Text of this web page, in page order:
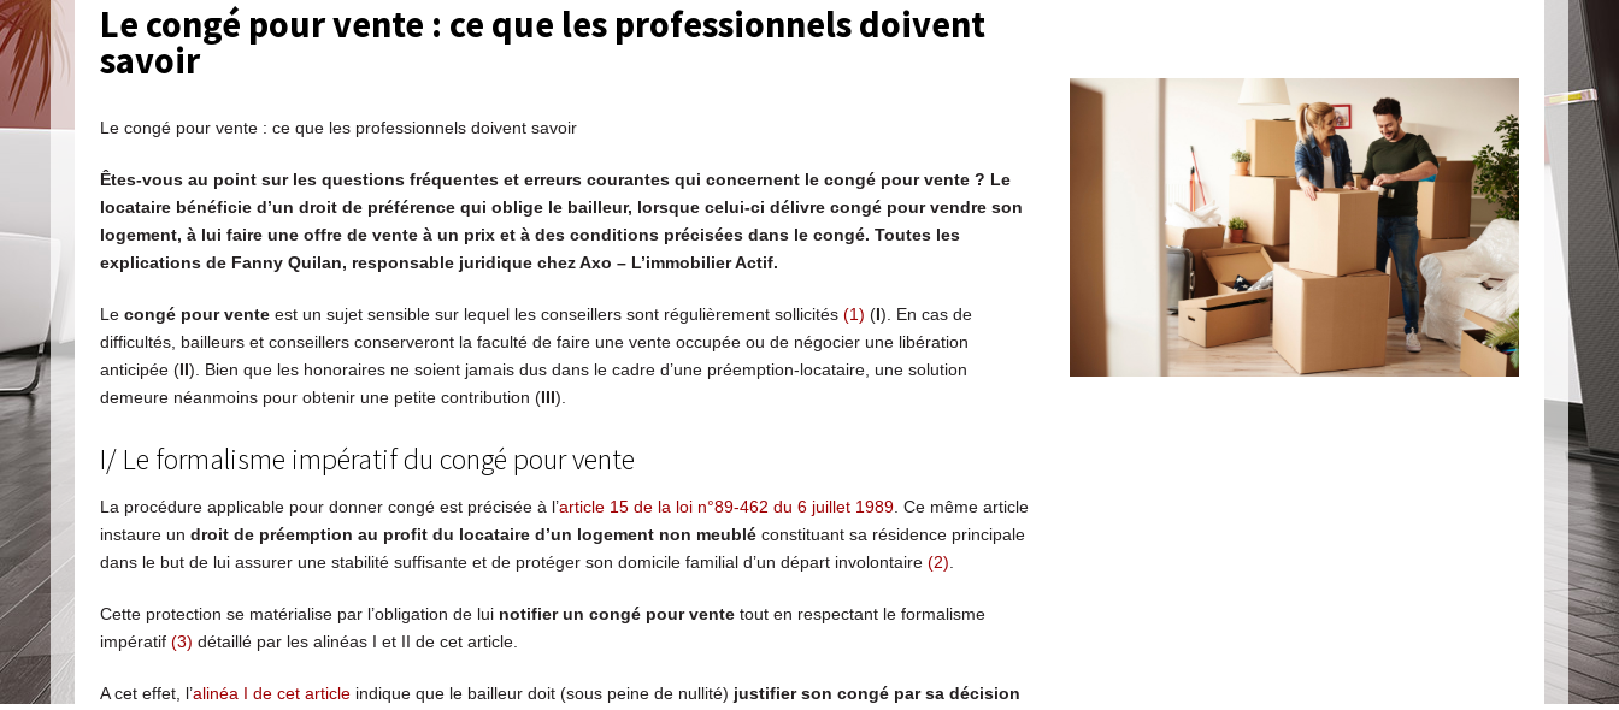
Le congé pour vente : ce que les professionnels doivent
savoir
Le congé pour vente : ce que les professionnels doivent savoir
Êtes-vous au point sur les questions fréquentes et erreurs courantes qui concernent le congé pour vente ? Le
locataire bénéficie d’un droit de préférence qui oblige le bailleur, lorsque celui-ci délivre congé pour vendre son
logement, à lui faire une offre de vente à un prix et à des conditions précisées dans le congé. Toutes les
explications de Fanny Quilan, responsable juridique chez Axo – L’immobilier Actif.
Lecongé pour venteest un sujet sensible sur lequel les conseillers sont régulièrement sollicités (1) (I). En cas de
difficultés, bailleurs et conseillers conserveront la faculté de faire une vente occupée ou de négocier une libération
anticipée (II). Bien que les honoraires ne soient jamais dus dans le cadre d’une préemption-locataire, une solution
demeure néanmoins pour obtenir une petite contribution (III).
I/ Le formalisme impératif du congé pour vente
La procédure applicable pour donner congé est précisée à l’article 15 de la loi n°89-462 du 6 juillet 1989. Ce même article
instaure un droit de préemption au profit du locataire d’un logement non meubléconstituant sa résidence principale
dans le but de lui assurer une stabilité suffisante et de protéger son domicile familial d’un départ involontaire (2)
Cette protection se matérialise par l’obligation de lui notifier un congé pour ventetout en respectant le formalisme
impératif (3) détaillé par les alinéas I et II de cet article.
A cet effet, l’alinéa I de cet articleindique que le bailleur doit (sous peine de nullité) justifier son congé par sa décision